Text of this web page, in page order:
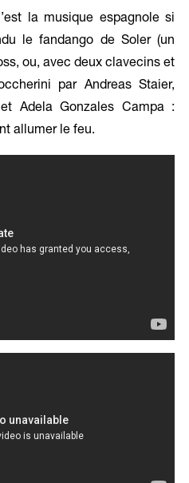
la musique espagnole si
le fandango de Soler (un
ou, avec deux clavecins et
par Andreas Staier,
Adela Gonzales Campa :
allumer le feu.